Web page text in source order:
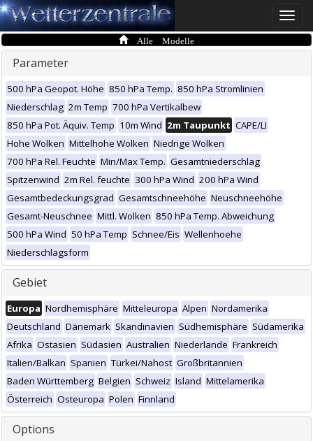
Toggle
Alle Modelle
Parameter
500 hPa Geopot. Höhe 850 hPa Temp. 850 hPa Stromlinien
Niederschlag 2m Temp 700 hPa Vertikalbew
850 hPa Pot. Äquiv. Temp 10m Wind 2m Taupunkt CAPE/LI
Hohe Wolken Mittelhohe Wolken Niedrige Wolken
700 hPa Rel. Feuchte Min/Max Temp. Gesamtniederschlag
Spitzenwind 2m Rel. feuchte 300 hPa Wind 200 hPa Wind
Gesamtbedeckungsgrad Gesamtschneehöhe Neuschneehöhe
Gesamt-Neuschnee Mittl. Wolken 850 hPa Temp. Abweichung
500 hPa Wind 50 hPa Temp Schnee/Eis Wellenhoehe
Niederschlagsform
Gebiet
Europa Nordhemisphäre Mitteleuropa Alpen Nordamerika
Deutschland Dänemark Skandinavien Südhemisphäre Südamerika
Afrika Ostasien Südasien Australien Niederlande Frankreich
Italien/Balkan Spanien Türkei/Nahost Großbritannien
Baden Württemberg Belgien Schweiz Island Mittelamerika
Österreich Osteuropa Polen Finnland
Options